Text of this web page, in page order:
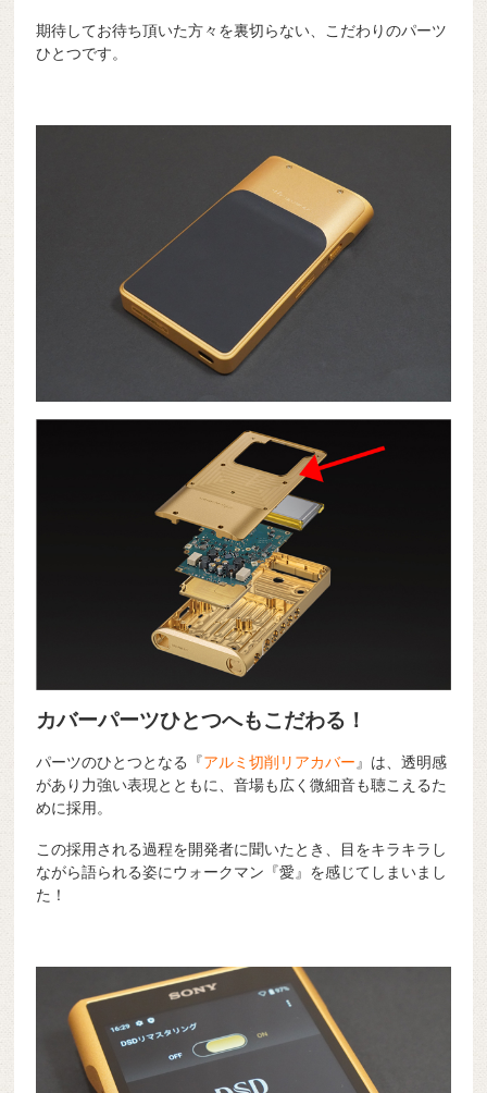
期待してお待ち頂いた方々を裏切らない、こだわりのパーツ
ひとつです。
カバーパーツひとつへもこだわる！
パーツのひとつとなる『アルミ切削リアカバー』は、透明感
があり力強い表現とともに、音場も広く微細音も聴こえるた
めに採用。
この採用される過程を開発者に聞いたとき、目をキラキラし
ながら語られる姿にウォークマン『愛』を感じてしまいまし
た！